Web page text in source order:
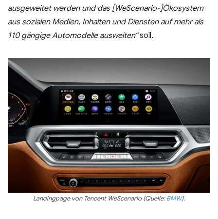
ausgeweitet werden und das [WeScenario-]Ökosystem
aus sozialen Medien, Inhalten und Diensten auf mehr als
110 gängige Automodelle ausweiten“soll.
Landingpage von Tencent WeScenario (Quelle:BMW).